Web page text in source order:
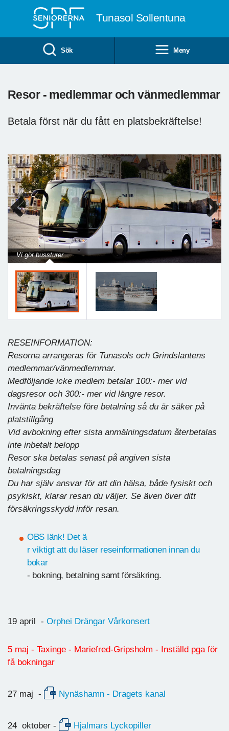
Tunasol Sollentuna
Sök Meny
Resor - medlemmar och vänmedlemmar
Betala först när du fått en platsbekräftelse!
Vi gör bussturer
Previous Next
RESEINFORMATION:
Resorna arrangeras för Tunasols och Grindslantens
medlemmar/vänmedlemmar.
Medföljande icke medlem betalar 100:- mer vid
dagsresor och 300:- mer vid längre resor.
Invänta bekräftelse före betalning så du är säker på
platstillgång
Vid avbokning efter sista anmälningsdatum återbetalas
inte inbetalt belopp
Resor ska betalas senast på angiven sista
betalningsdag
Du har själv ansvar för att din hälsa, både fysiskt och
psykiskt, klarar resan du väljer. Se även över ditt
försäkringsskydd inför resan.
OBS länk! Det ä
r viktigt att du läser reseinformationen innan du
bokar
- bokning, betalning samt försäkring.
19 april - Orphei Drängar Vårkonsert
5 maj - Taxinge - Mariefred-Gripsholm - Inställd pga för
få bokningar
27 maj - Nynäshamn - Dragets kanal
24 oktober - Hjalmars Lyckopiller